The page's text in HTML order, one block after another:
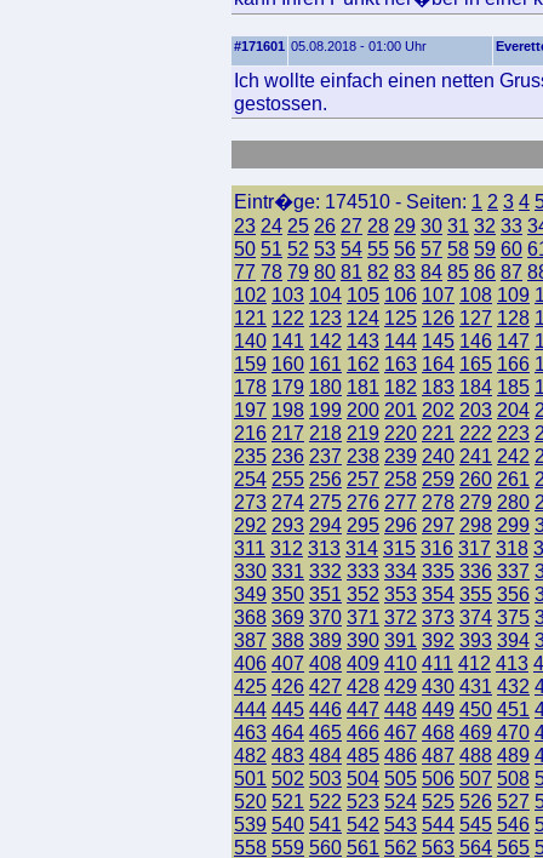
#171601 05.08.2018 - 01:00 Uhr
Ich wollte einfach einen netten
gestossen.
Eintr�ge: 174510 - Seiten: 1 2 3 4
23 24 25 26 27 28 29 30 31 32 33
50 51 52 53 54 55 56 57 58 59 60
77 78 79 80 81 82 83 84 85 86 87
102 103 104 105 106 107 108 109
121 122 123 124 125 126 127 128
140 141 142 143 144 145 146 147
159 160 161 162 163 164 165 166
178 179 180 181 182 183 184 185
197 198 199 200 201 202 203 204
216 217 218 219 220 221 222 223
235 236 237 238 239 240 241 242
254 255 256 257 258 259 260 261
273 274 275 276 277 278 279 280
292 293 294 295 296 297 298 299
311 312 313 314 315 316 317 318
330 331 332 333 334 335 336 337
349 350 351 352 353 354 355 356
368 369 370 371 372 373 374 375
387 388 389 390 391 392 393 394
406 407 408 409 410 411 412 413
425 426 427 428 429 430 431 432
444 445 446 447 448 449 450 451
463 464 465 466 467 468 469 470
482 483 484 485 486 487 488 489
501 502 503 504 505 506 507 508
520 521 522 523 524 525 526 527
539 540 541 542 543 544 545 546
558 559 560 561 562 563 564 565